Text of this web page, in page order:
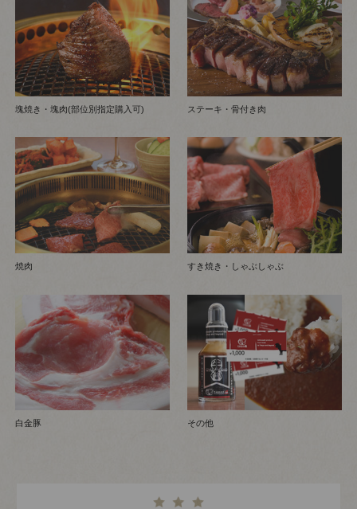
塊焼き・塊肉(部位別指定購入可) ステーキ・骨付き肉
焼肉 すき焼き・しゃぶしゃぶ
白金豚 その他